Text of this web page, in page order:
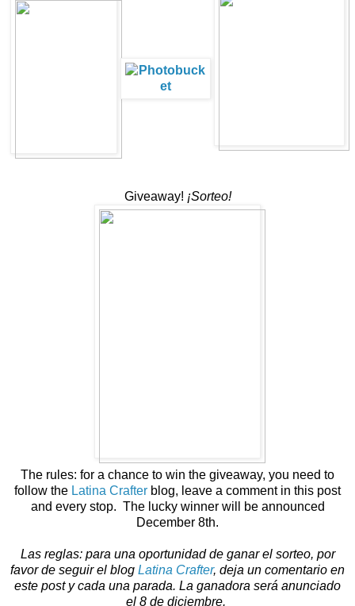
Giveaway! ¡Sorteo!
The rules: for a chance to win the giveaway, you need to
follow the Latina Crafter blog, leave a comment in this post
and every stop. The lucky winner will be announced
December 8th.
Las reglas: para una oportunidad de ganar el sorteo, por
favor de seguir el blog Latina Crafter, deja un comentario en
este post y cada una parada. La ganadora será anunciado
el 8 de diciembre.